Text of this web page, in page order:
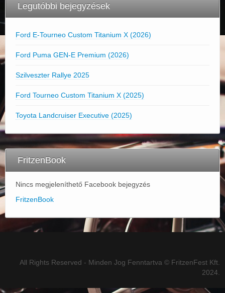
Legutóbbi bejegyzések
Ford E-Tourneo Custom Titanium X (2026)
Ford Puma GEN-E Premium (2026)
Szilveszter Rallye 2025
Ford Tourneo Custom Titanium X (2025)
Toyota Landcruiser Executive (2025)
FritzenBook
Nincs megjeleníthető Facebook bejegyzés
FritzenBook
All Rights Reserved - Minden Jog Fenntartva © FritzenFest Kft.
2024.